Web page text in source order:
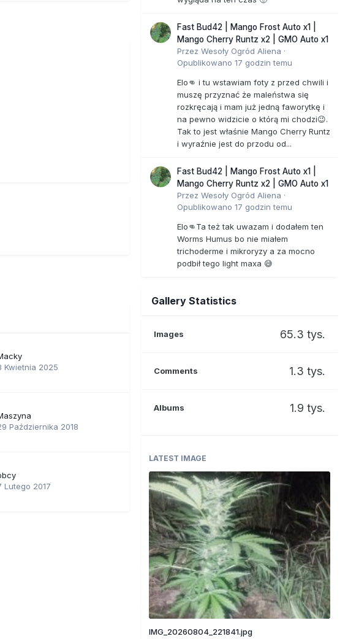
Kwietnia 2025
Października 2018
Lutego 2017
Fast Bud42 | Mango Frost Auto x1 |
Mango Cherry Runtz x2 | GMO Auto x1
Przez Wesoły Ogród Aliena ·
Opublikowano 17 godzin temu
Elo👊 i tu wstawiam foty z przed chwili i
muszę przyznać że maleństwa się
rozkręcają i mam już jedną faworytkę i
na pewno widzicie o którą mi chodzi😉.
Tak to jest właśnie Mango Cherry Runtz
i wyraźnie jest do przodu od...
Fast Bud42 | Mango Frost Auto x1 |
Mango Cherry Runtz x2 | GMO Auto x1
Przez Wesoły Ogród Aliena ·
Opublikowano 17 godzin temu
Elo👊Ta też tak uwazam i dodałem ten
Worms Humus bo nie miałem
trichoderme i mikroryzy a za mocno
podbił tego light maxa 😅
Gallery Statistics
Images 65.3 tys.
Comments 1.3 tys.
Albums 1.9 tys.
LATEST IMAGE
IMG_20260804_221841.jpg